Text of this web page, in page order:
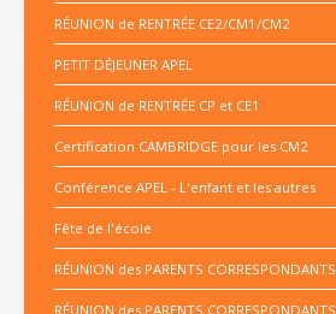
RÉUNION de RENTRÉE CE2/CM1/CM2
PETIT DÉJEUNER APEL
RÉUNION de RENTRÉE CP et CE1
Certification CAMBRIDGE pour les CM2
Conférence APEL - L'enfant et les autres
Fête de l'école
RÉUNION des PARENTS CORRESPONDANTS
RÉUNION des PARENTS CORRESPONDANTS